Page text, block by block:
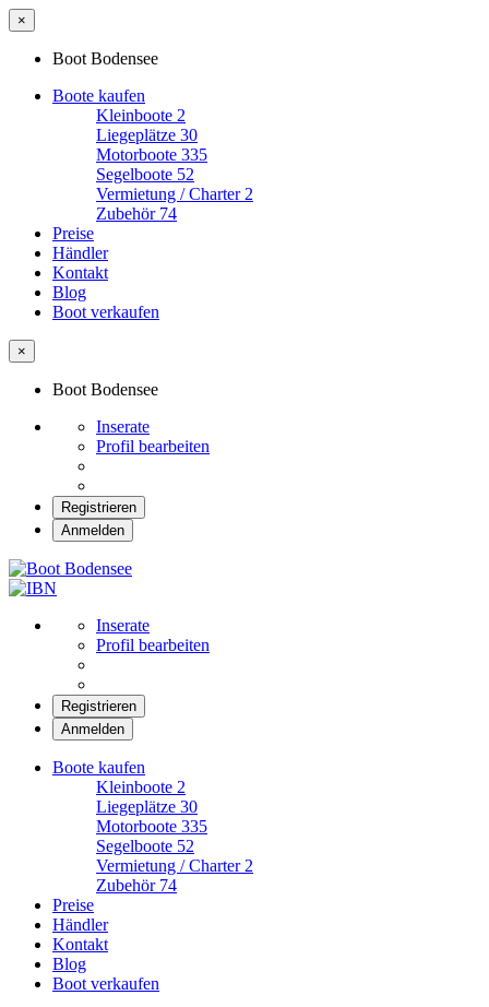
×
Boot Bodensee
Boote kaufen
Kleinboote 2
Liegeplätze 30
Motorboote 335
Segelboote 52
Vermietung / Charter 2
Zubehör 74
Preise
Händler
Kontakt
Blog
Boot verkaufen
×
Boot Bodensee
Inserate
Profil bearbeiten
Registrieren
Anmelden
Inserate
Profil bearbeiten
Registrieren
Anmelden
Boote kaufen
Kleinboote 2
Liegeplätze 30
Motorboote 335
Segelboote 52
Vermietung / Charter 2
Zubehör 74
Preise
Händler
Kontakt
Blog
Boot verkaufen